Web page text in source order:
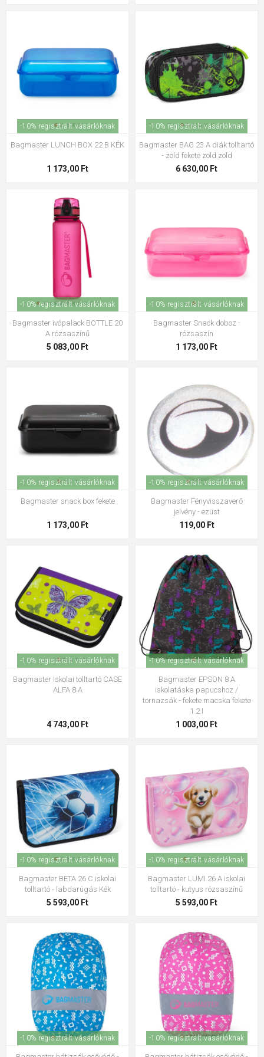
tornazsák - motoros kék 1,5 l
5 865,00 Ft
Bagmaster hátizsák esővédő -
rózsaszín rózsaszín
3 825,00 Ft
-10% regisztrált vásárlóknak
Bagmaster LUNCH BOX 22 B KÉK
1 173,00 Ft
-10% regisztrált vásárlóknak
Bagmaster BAG 23 A diák tolltartó
- zöld fekete zöld zöld
6 630,00 Ft
-10% regisztrált vásárlóknak
Bagmaster ivópalack BOTTLE 20
A rózsaszínű
5 083,00 Ft
-10% regisztrált vásárlóknak
Bagmaster Snack doboz -
rózsaszín
1 173,00 Ft
-10% regisztrált vásárlóknak
Bagmaster snack box fekete
1 173,00 Ft
-10% regisztrált vásárlóknak
Bagmaster Fényvisszaverő
jelvény - ezüst
119,00 Ft
-10% regisztrált vásárlóknak
Bagmaster Iskolai tolltartó CASE
ALFA 8 A
4 743,00 Ft
-10% regisztrált vásárlóknak
Bagmaster EPSON 8 A
iskolatáska papucshoz /
tornazsák - fekete macska fekete
1.2 l
1 003,00 Ft
-10% regisztrált vásárlóknak
Bagmaster BETA 26 C iskolai
tolltartó - labdarúgás Kék
5 593,00 Ft
-10% regisztrált vásárlóknak
Bagmaster LUMI 26 A iskolai
tolltartó - kutyus rózsaszínű
5 593,00 Ft
-10% regisztrált vásárlóknak -10% regisztrált vásárlóknak